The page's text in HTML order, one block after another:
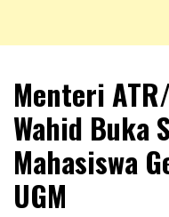
NKRIPOST
Menteri
Wahid Buka
Mahasiswa
UGM